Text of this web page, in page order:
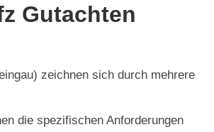
Gutachten
zeichnen sich durch mehrere
die spezifischen Anforderungen